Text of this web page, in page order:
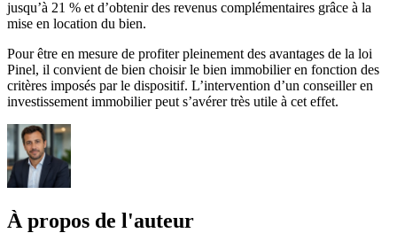
jusqu’à 21 % et d’obtenir des revenus complémentaires grâce à la
mise en location du bien.
Pour être en mesure de profiter pleinement des avantages de la loi
Pinel, il convient de bien choisir le bien immobilier en fonction des
critères imposés par le dispositif. L’intervention d’un conseiller en
investissement immobilier peut s’avérer très utile à cet effet.
À propos de l'auteur